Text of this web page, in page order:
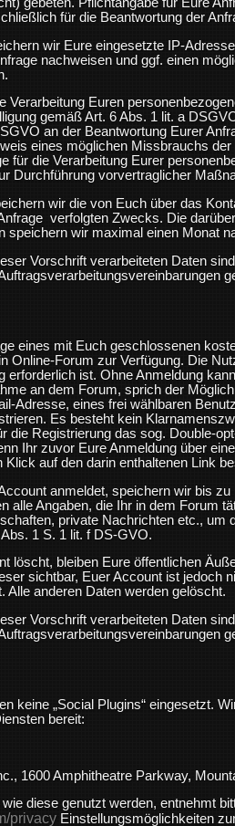
für die Beantwortung der
wir Eure eingesetzte IP-
nachweisen und ggf. einen
Verarbeitung Euren
gemäß Art. 6 Abs. 1 lit. a
an der Beantwortung Eurer
eines möglichen Missbrauchs
für die Verarbeitung Eurer
Durchführung vorvertraglicher
wir die von Euch über das
verfolgten Zwecks. Die
speichern wir maximal einen Monat
Vorschrift verarbeiteten Daten
eines mit Euch geschlossenen
Online-Forum zur Verfügung. Die
erforderlich ist. Ohne Anmeldung
an dem Forum, sprich der
Adresse, eines frei wählbaren
Es besteht kein
die Registrierung das sog. Double-
Ihr zuvor Eure Anmeldung über
auf den darin enthaltenen Link
anmeldet, speichern wir bis
alle Angaben, die Ihr in dem Forum
private Nachrichten etc., um
1 S. 1 lit. f DS-GVO.
löscht, bleiben Eure öffentlichen
sichtbar, Euer Account ist jedoch
Alle anderen Daten werden gelöscht.
Vorschrift verarbeiteten Daten
keine „Social Plugins“ eingesetzt.
bereit:
1600 Amphitheatre Parkway,
diese genutzt werden, entnehmt
privacy Einstellungsmöglichkeiten